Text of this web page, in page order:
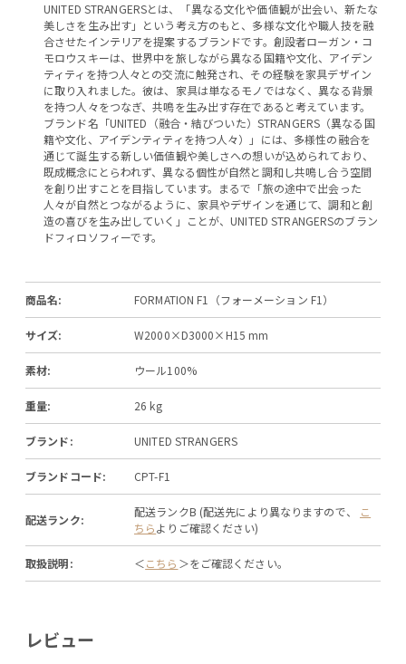
UNITED STRANGERSとは、「異なる文化や価値観が出会い、新たな
美しさを生み出す」という考え方のもと、多様な文化や職人技を融
合させたインテリアを提案するブランドです。創設者ローガン・コ
モロウスキーは、世界中を旅しながら異なる国籍や文化、アイデン
ティティを持つ人々との交流に触発され、その経験を家具デザイン
に取り入れました。彼は、家具は単なるモノではなく、異なる背景
を持つ人々をつなぎ、共鳴を生み出す存在であると考えています。
ブランド名「UNITED（融合・結びついた）STRANGERS（異なる国
籍や文化、アイデンティティを持つ人々）」には、多様性の融合を
通じて誕生する新しい価値観や美しさへの想いが込められており、
既成概念にとらわれず、異なる個性が自然と調和し共鳴し合う空間
を創り出すことを目指しています。まるで「旅の途中で出会った
人々が自然とつながるように、家具やデザインを通じて、調和と創
造の喜びを生み出していく」ことが、UNITED STRANGERSのブラン
ドフィロソフィーです。
商品名: FORMATION F1（フォーメーション F1）
サイズ: W2000×D3000×H15 mm
素材: ウール100%
重量: 26 kg
ブランド: UNITED STRANGERS
ブランドコード: CPT-F1
配送ランク:
配送ランクB (配送先により異なりますので、
こ
ちらよりご確認ください)
取扱説明: ＜こちら ＞をご確認ください。
レビュー